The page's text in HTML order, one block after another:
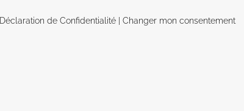
Déclaration de Confidentialité |Changer mon consentement